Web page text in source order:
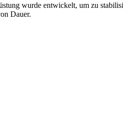
wurde entwickelt, um zu
Dauer.